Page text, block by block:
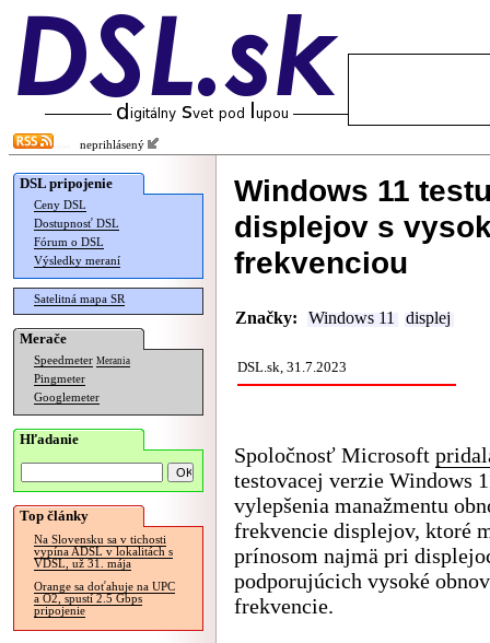
neprihlásený
DSL pripojenie
Ceny DSL
Dostupnosť DSL
Fórum o DSL
Výsledky meraní
Satelitná mapa SR
Merače
Speedmeter Merania
Pingmeter
Googlemeter
Hľadanie
Top články
Na Slovensku sa v tichosti
vypína ADSL v lokalitách s
VDSL, už 31. mája
Orange sa doťahuje na UPC
a O2, spustí 2.5 Gbps
pripojenie
Windows 11
displejov s
frekvenciou
Značky: Windows 11 displej
DSL.sk, 31.7.2023
Spoločnosť Microsoft
testovacej verzie Windows
vylepšenia manažmentu
frekvencie displejov, ktoré
prínosom najmä pri
podporujúcich vysoké
frekvencie.